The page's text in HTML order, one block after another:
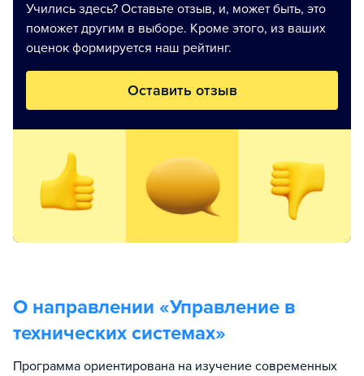
Учились здесь? Оставьте отзыв, и, может быть, это
поможет другим в выборе. Кроме этого, из ваших
оценок формируется наш рейтинг.
Оставить отзыв
О направлении «Управление в
технических системах»
Программа ориентирована на изучение современных